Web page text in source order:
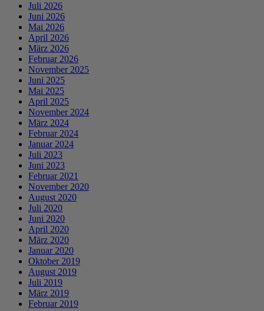
Juli 2026
Juni 2026
Mai 2026
April 2026
März 2026
Februar 2026
November 2025
Juni 2025
Mai 2025
April 2025
November 2024
März 2024
Februar 2024
Januar 2024
Juli 2023
Juni 2023
Februar 2021
November 2020
August 2020
Juli 2020
Juni 2020
April 2020
März 2020
Januar 2020
Oktober 2019
August 2019
Juli 2019
März 2019
Februar 2019